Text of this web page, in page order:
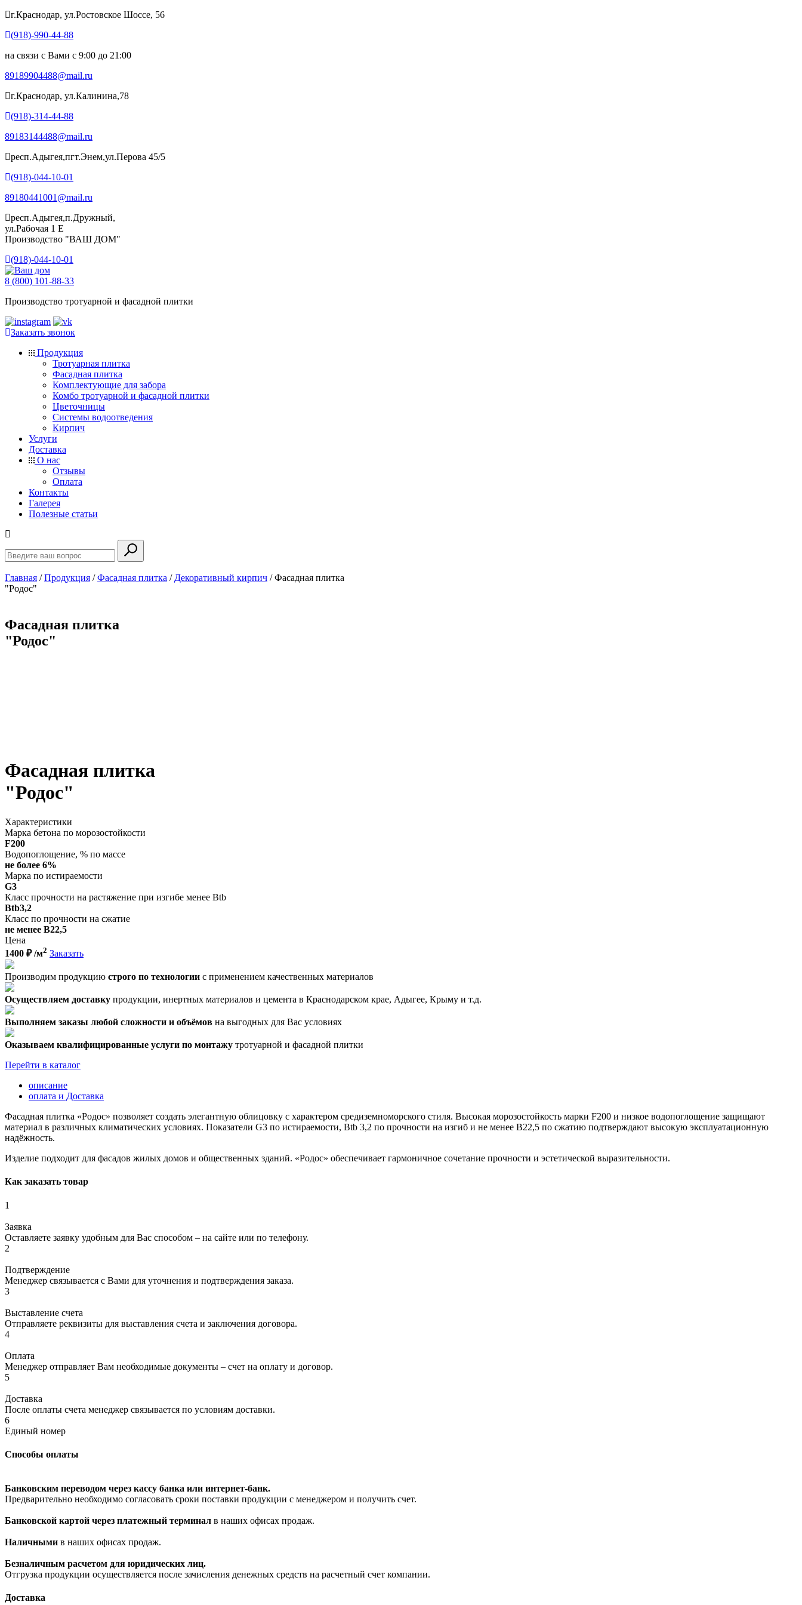
г.Краснодар, ул.Ростовское Шоссе, 56
(918)-990-44-88
на связи с Вами с 9:00 до 21:00
89189904488@mail.ru
г.Краснодар, ул.Калинина,78
(918)-314-44-88
89183144488@mail.ru
респ.Адыгея,пгт.Энем,ул.Перова 45/5
(918)-044-10-01
89180441001@mail.ru
респ.Адыгея,п.Дружный,
ул.Рабочая 1 Е
Производство "ВАШ ДОМ"
(918)-044-10-01
8 (800) 101-88-33
Производство тротуарной и фасадной плитки
Заказать звонок
Продукция
Тротуарная плитка
Фасадная плитка
Комплектующие для забора
Комбо тротуарной и фасадной плитки
Цветочницы
Системы водоотведения
Кирпич
Услуги
Доставка
О нас
Отзывы
Оплата
Контакты
Галерея
Полезные статьи
Главная / Продукция / Фасадная плитка / Декоративный кирпич / Фасадная плитка
"Родос"
Фасадная плитка
"Родос"
Фасадная плитка
"Родос"
Характеристики
Марка бетона по морозостойкости
F200
Водопоглощение, % по массе
не более 6%
Марка по истираемости
G3
Класс прочности на растяжение при изгибе менее Btb
Вtb3,2
Класс по прочности на сжатие
не менее В22,5
Цена
1400 ₽ /м2 Заказать
Производим продукцию строго по технологии с применением качественных материалов
Осуществляем доставку продукции, инертных материалов и цемента в Краснодарском крае, Адыгее, Крыму и т.д.
Выполняем заказы любой сложности и объёмов на выгодных для Вас условиях
Оказываем квалифицированные услуги по монтажу тротуарной и фасадной плитки
Перейти в каталог
описание
оплата и Доставка
Фасадная плитка «Родос» позволяет создать элегантную облицовку с характером средиземноморского стиля. Высокая морозостойкость марки F200 и низкое водопоглощение защищают
материал в различных климатических условиях. Показатели G3 по истираемости, Btb 3,2 по прочности на изгиб и не менее B22,5 по сжатию подтверждают высокую эксплуатационную
надёжность.
Изделие подходит для фасадов жилых домов и общественных зданий. «Родос» обеспечивает гармоничное сочетание прочности и эстетической выразительности.
Как заказать товар
1
Заявка
Оставляете заявку удобным для Вас способом – на сайте или по телефону.
2
Подтверждение
Менеджер связывается с Вами для уточнения и подтверждения заказа.
3
Выставление счета
Отправляете реквизиты для выставления счета и заключения договора.
4
Оплата
Менеджер отправляет Вам необходимые документы – счет на оплату и договор.
5
Доставка
После оплаты счета менеджер связывается по условиям доставки.
6
Единый номер
Способы оплаты
Банковским переводом через кассу банка или интернет-банк.
Предварительно необходимо согласовать сроки поставки продукции с менеджером и получить счет.
Банковской картой через платежный терминал в наших офисах продаж.
Наличными в наших офисах продаж.
Безналичным расчетом для юридических лиц.
Отгрузка продукции осуществляется после зачисления денежных средств на расчетный счет компании.
Доставка